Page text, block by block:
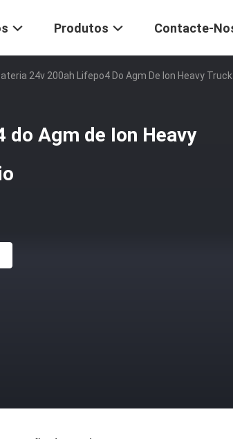
Produtos Contacte-
24v 200ah Lifepo4 Do Agm De Ion Heavy
do Agm de Ion Heavy